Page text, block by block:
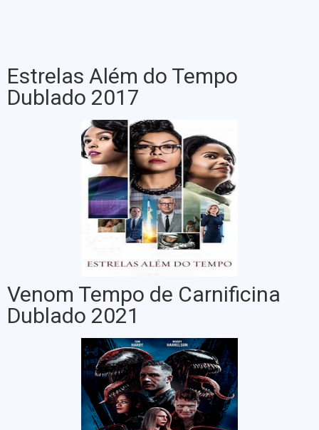
Estrelas Além do Tempo
Dublado 2017
Venom Tempo de Carnificina
Dublado 2021